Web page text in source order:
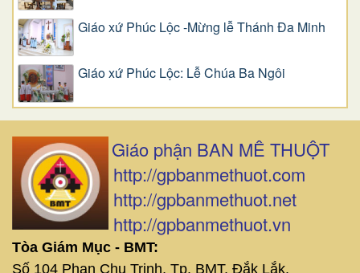
Giáo xứ Phúc Lộc -Mừng lễ Thánh Đa Minh
Giáo xứ Phúc Lộc: Lễ Chúa Ba Ngôi
Giáo phận BAN MÊ THUỘT
http://gpbanmethuot.com
http://gpbanmethuot.net
http://gpbanmethuot.vn
Tòa Giám Mục - BMT:
Số 104 Phan Chu Trinh, Tp. BMT, Đắk Lắk.